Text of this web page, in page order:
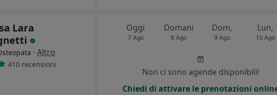
Lara
· Altro
410 recensioni
Oggi
7 Ago
Domani
8 Ago
Dom,
9 Ago
Lun,
10 Ago
Non ci sono agende disponibili!
Chiedi di attivare le prenotazioni